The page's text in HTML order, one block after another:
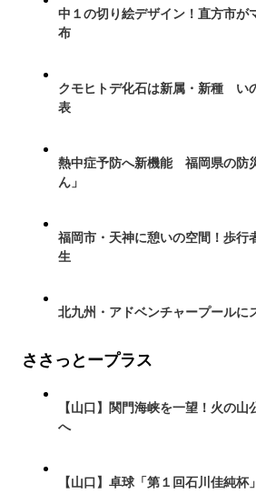
中１の切り絵デザイン！直方市が
布
クモヒトデ化石は新属・新種 い
表
熱中症予防へ新機能 福岡県の防
ん」
福岡市・天神に憩いの空間！歩行
生
北九州・アドベンチャープールに
ささっとープラス
【山口】関門海峡を一望！火の
へ
【山口】卓球「第１回石川佳純